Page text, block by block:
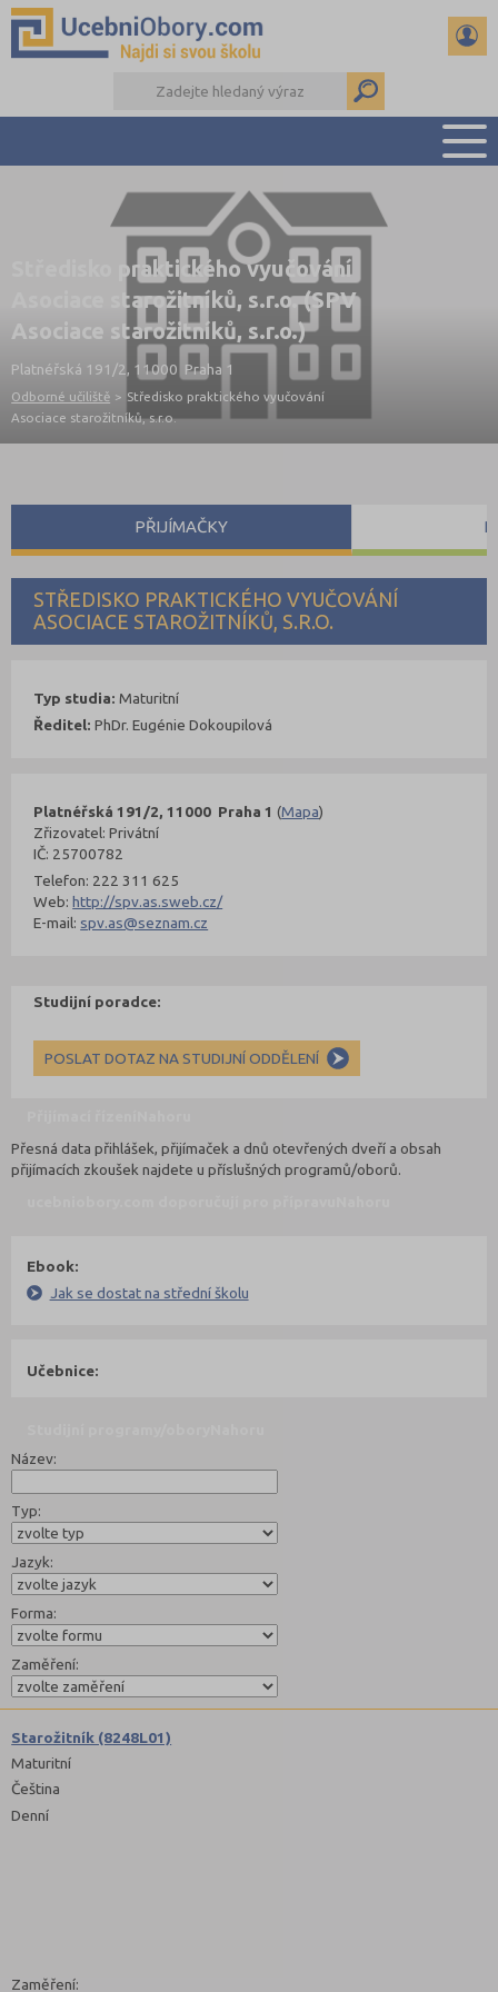
PŘEHLED ŠKOL
PŘÍPRAVA NA PŘIJÍMAČKY
DŮLEŽITÉ TERMÍNY
REFERÁTY
DALŠÍ DRUHY ŠKOL
Středisko praktického vyučování
Asociace starožitníků, s.r.o. (SPV
Asociace starožitníků, s.r.o.)
Platnéřská 191/2, 11000 Praha 1
Odborné učiliště > Středisko praktického vyučování
Asociace starožitníků, s.r.o.
STŘEDISKO PRAKTICKÉHO VYUČOVÁNÍ
ASOCIACE STAROŽITNÍKŮ, S.R.O.
Platnéřská 191/2, 11000 Praha 1 (Mapa)
Zřizovatel: Privátní
IČ: 25700782
Telefon: 222 311 625
Web:http://spv.as.sweb.cz/
E-mail: spv.as@seznam.cz
Typ studia: Maturitní
Ředitel: PhDr. Eugénie Dokoupilová
Studijní poradce:
POSLAT DOTAZ NA STUDIJNÍ ODDĚLENÍ
PŘIJÍMAČKY
Přesná data přihlášek, přijímaček a dnů otevřených dveří a obsah
přijímacích zkoušek najdete u příslušných programů/oborů.
Ebook:
Jak se dostat na střední školu
Učebnice:
Název:
Typ:
Jazyk:
Forma:
Zaměření:
Starožitník (8248L01)
Maturitní
Čeština
Denní
Zaměření: